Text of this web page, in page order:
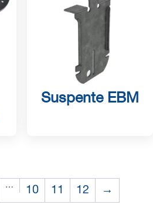
Suspente EBM
… 10 11 12 →